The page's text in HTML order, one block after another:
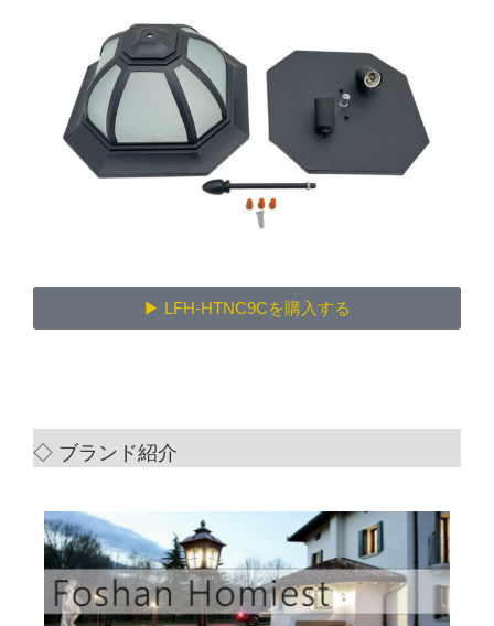
▶ LFH-HTNC9Cを購入する
◇ ブランド紹介